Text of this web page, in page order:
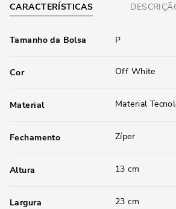
CARACTERÍSTICAS
Tamanho da Bolsa P
Cor Off White
Material Material
Fechamento Zíper
Altura 13 cm
Largura 23 cm